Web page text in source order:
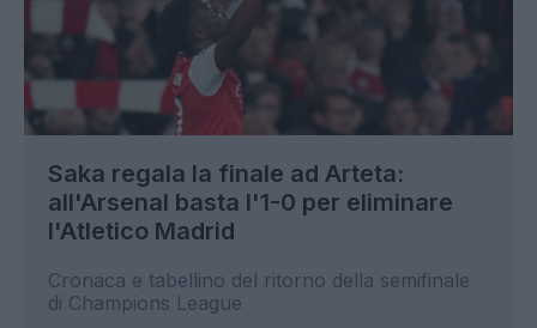
Saka regala la finale ad Arteta:
all'Arsenal basta l'1-0 per eliminare
l'Atletico Madrid
Cronaca e tabellino del ritorno della semifinale
di Champions League